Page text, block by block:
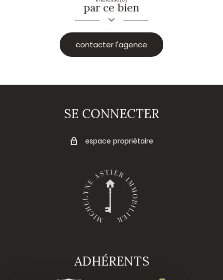
par ce bien
contacter l'agence
SE CONNECTER
espace propriétaire
ADHÉRENTS